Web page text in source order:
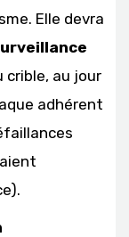
Elle devra
crible, au jour
adhérent